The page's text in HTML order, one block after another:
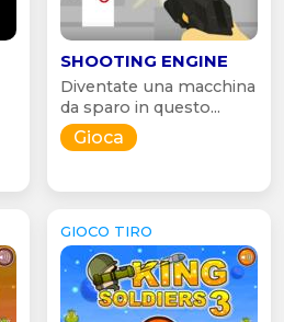
SHOOTING ENGINE
Diventate una macchina
da sparo in questo...
Gioca
GIOCO TIRO